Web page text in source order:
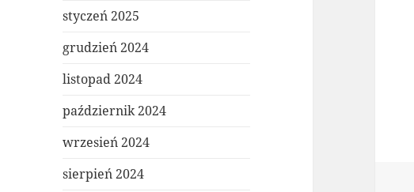
styczeń 2025
grudzień 2024
listopad 2024
październik 2024
wrzesień 2024
sierpień 2024